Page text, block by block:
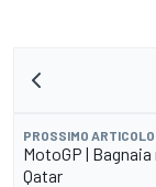
PROSSIMO ARTICOLO
MotoGP |
Qatar